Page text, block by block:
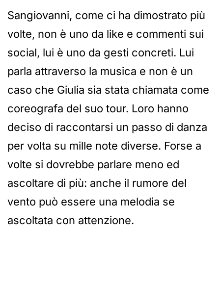
Sangiovanni, come ci ha dimostrato più
volte, non è uno da like e commenti sui
social, lui è uno da gesti concreti. Lui
parla attraverso la musica e non è un
caso che Giulia sia stata chiamata come
coreografa del suo tour. Loro hanno
deciso di raccontarsi un passo di danza
per volta su mille note diverse. Forse a
volte si dovrebbe parlare meno ed
ascoltare di più: anche il rumore del
vento può essere una melodia se
ascoltata con attenzione.